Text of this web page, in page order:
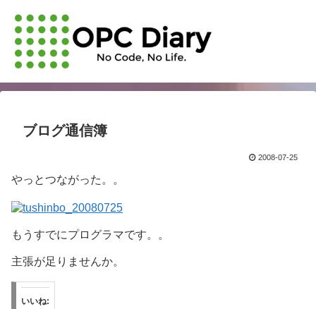
ブログ通信簿
2008-07-25
やっとつながった。。
もうすでにプログラマです。。
主張が足りませんか。
いいね: